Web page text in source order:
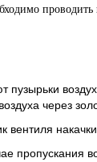
пузырьки
через
вентиля
пропускания